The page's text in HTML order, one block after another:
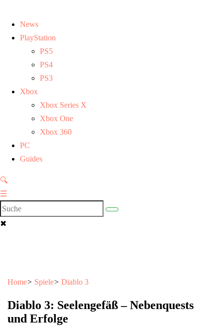
News
PlayStation
PS5
PS4
PS3
Xbox
Xbox Series X
Xbox One
Xbox 360
PC
Guides
🔍
☰
✖
Home> Spiele> Diablo 3
Diablo 3: Seelengefäß – Nebenquests
und Erfolge